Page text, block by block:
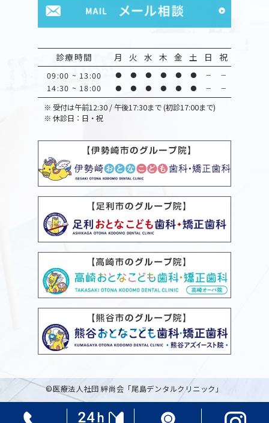
診療時間 月 火 水 木 金 土 日 祝
09:00 ~ 13:00 ● ● ● ● ● ● － －
14:30 ~ 18:00 ● ● ● ● ● ● － －
※ 受付は午前12:30 / 午後17:30まで (初診17:00まで)
※ 休診日：日・祝
©医療法人社団 絆尚会「尾島デンタルクリニック」